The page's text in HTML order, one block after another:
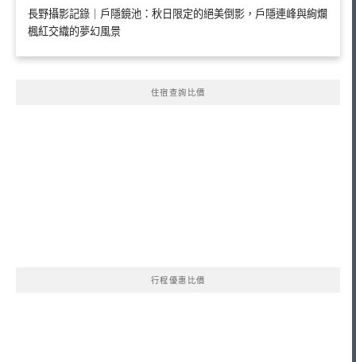
長野攝影記錄｜戶隱鏡池：秋日限定的絕美倒影，戶隱連峰與絢爛
楓紅交織的夢幻風景
住宿查詢比價
行程優惠比價